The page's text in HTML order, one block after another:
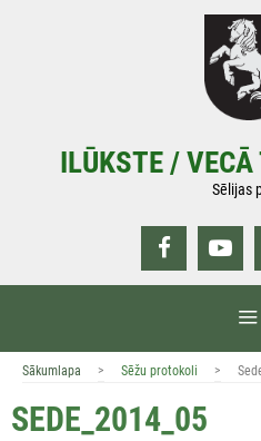
ILŪKSTE /
Sēlijas
Sākumlapa > Sēžu protokoli >
SEDE_2014_05